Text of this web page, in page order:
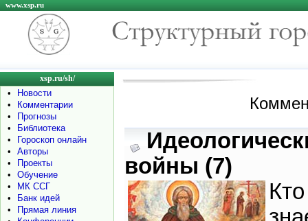
www.xsp.ru
xsp.ru/sh/
•
Новости
•
Комментарии
•
Прогнозы
•
Библиотека
•
Гороскоп онлайн
•
Авторы
•
Проекты
•
Обучение
•
МК ССГ
•
Банк идей
•
Прямая линия
войны (7)